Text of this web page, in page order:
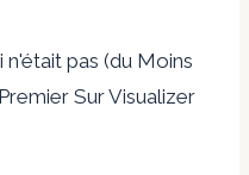
pas (du Moins
Sur Visualizer